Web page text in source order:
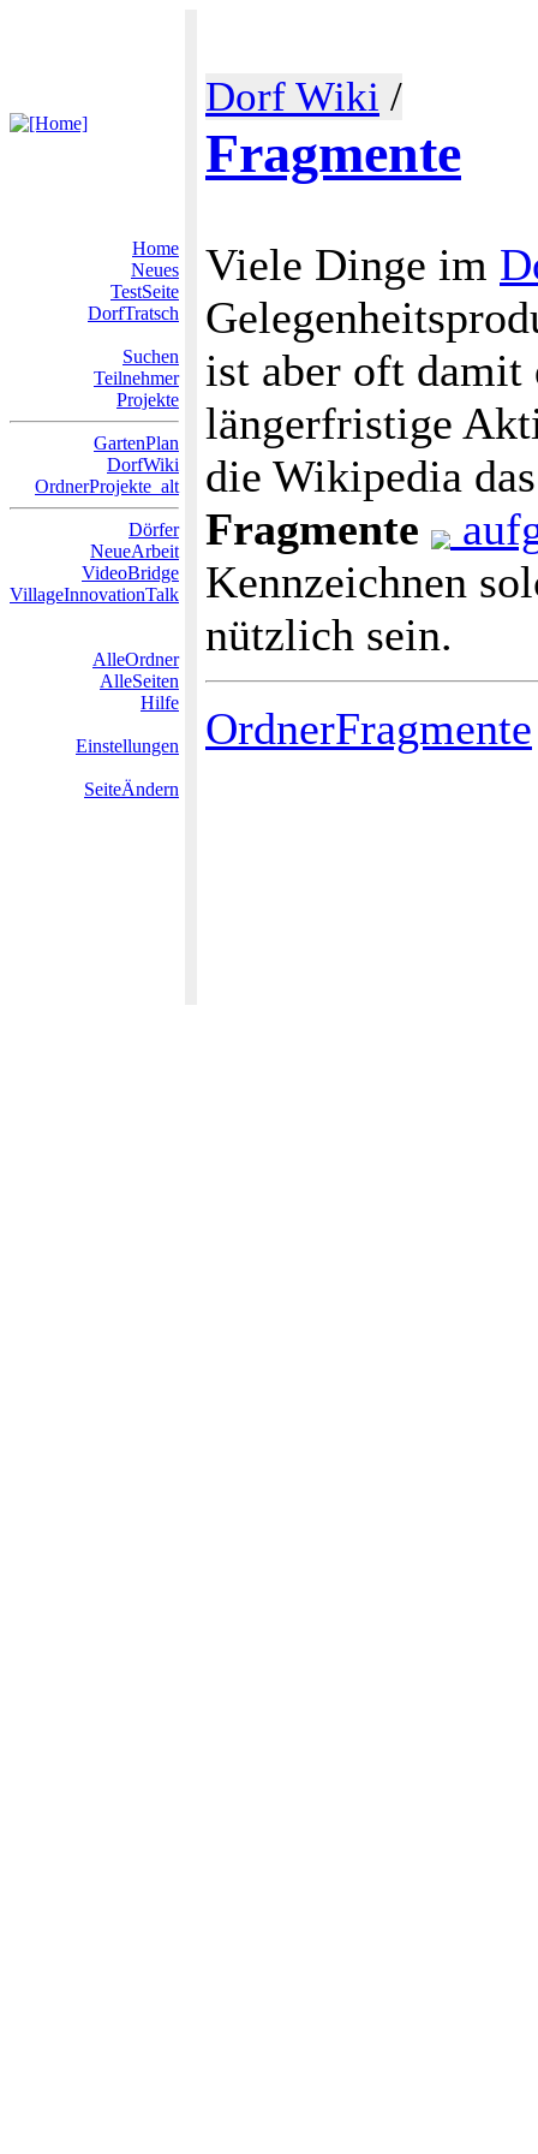
Dorf Wiki /
Fragmente
Home
Neues
TestSeite
DorfTratsch
Suchen
Teilnehmer
Projekte
GartenPlan
DorfWiki
OrdnerProjekte_alt
Dörfer
NeueArbeit
VideoBridge
VillageInnovationTalk
AlleOrdner
AlleSeiten
Hilfe
Einstellungen
SeiteÄndern
Viele Dinge im
ist aber oft damit
längerfristige
die Wikipedia
Fragmente
Kennzeichnen
nützlich sein.
OrdnerFragmente